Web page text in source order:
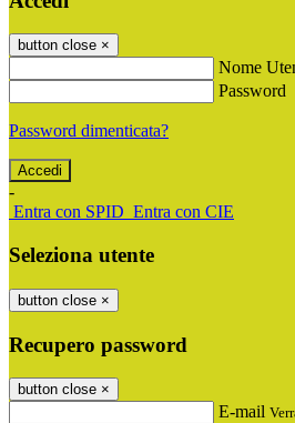
button close ×
Nome
Password
Password dimenticata?
-
Entra con SPID Entra con CIE
Seleziona utente
button close ×
Recupero password
button close ×
E-mail